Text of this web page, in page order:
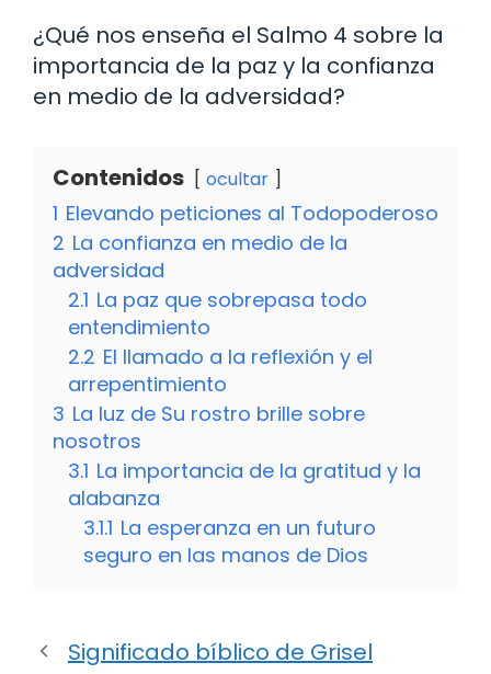
¿Qué nos enseña el Salmo 4 sobre la
importancia de la paz y la confianza
en medio de la adversidad?
Contenidos ocultar
1 Elevando peticiones al Todopoderoso
2 La confianza en medio de la
adversidad
2.1 La paz que sobrepasa todo
entendimiento
2.2 El llamado a la reflexión y el
arrepentimiento
3 La luz de Su rostro brille sobre
nosotros
3.1 La importancia de la gratitud y la
alabanza
3.1.1 La esperanza en un futuro
seguro en las manos de Dios
Significado bíblico de Grisel